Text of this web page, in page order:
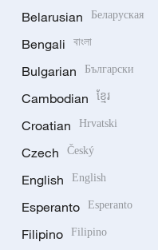
Belarusian Беларуская
Bengali বাংলা
Bulgarian Български
Cambodian ខ្មែរ
Croatian Hrvatski
Czech Český
English English
Esperanto Esperanto
Filipino Filipino